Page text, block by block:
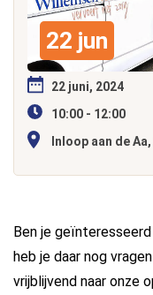
22 jun
22 juni, 2024
10:00 - 12:00
Inloop aan de
Ben je
heb je daar nog
vrijblijvend naar onze